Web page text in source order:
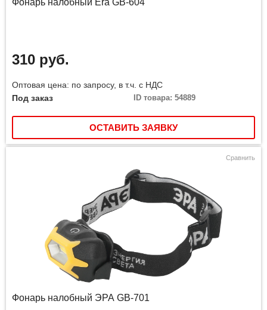
Фонарь налобный Era GB-604
310 руб.
Оптовая цена: по запросу, в т.ч. с НДС
Под заказ
ID товара: 54889
ОСТАВИТЬ ЗАЯВКУ
Сравнить
Фонарь налобный ЭРА GB-701